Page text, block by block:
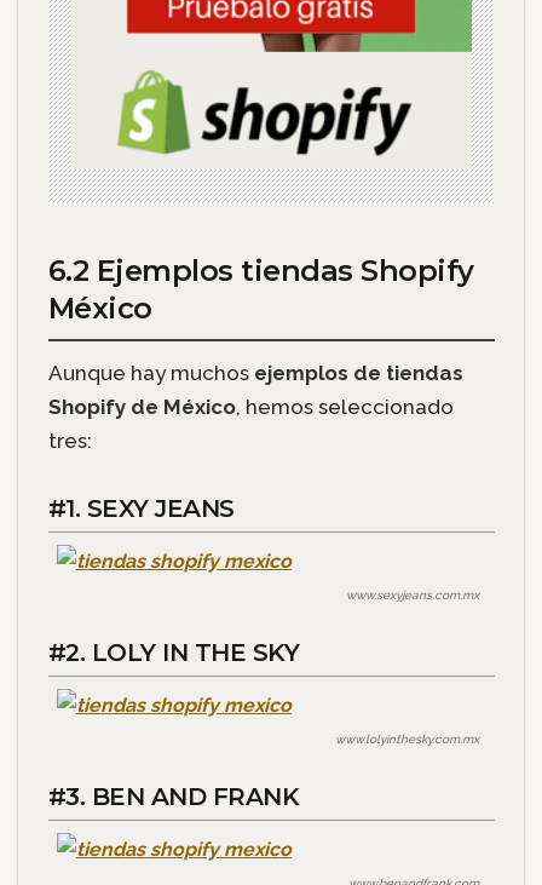
6.2 Ejemplos tiendas Shopify
México
Aunque hay muchos ejemplos de tiendas
Shopify de México, hemos seleccionado
tres:
#1. SEXY JEANS
www.sexyjeans.com.mx
#2. LOLY IN THE SKY
www.lolyinthesky.com.mx
#3. BEN AND FRANK